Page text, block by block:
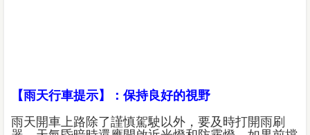
【雨天行車提示】：保持良好的視野
雨天開車上路除了謹慎駕駛以外，要及時打開雨刷